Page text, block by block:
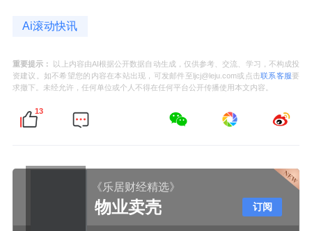
Ai滚动快讯
重要提示：
以上内容由AI根据公开数据自动生成，仅供参考、交流、学习，不构成投
资建议。如不希望您的内容在本站出现，可发邮件至ljcj@leju.com或点击联系客服要
求撤下。未经允许，任何单位或个人不得在任何平台公开传播使用本文内容。
13
《乐居财经精选》
物业卖壳 订阅